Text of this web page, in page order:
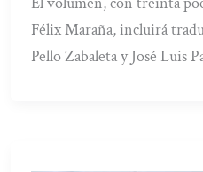
Félix Maraña, incluirá
Pello Zabaleta y José Luis